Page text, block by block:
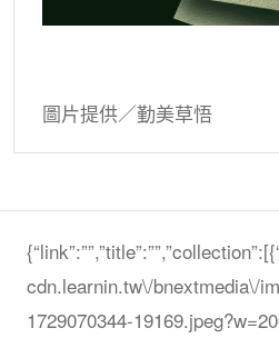
圖片提供／勤美草悟
cdn.learnin.tw\/bnextmedia\/
1729070344-